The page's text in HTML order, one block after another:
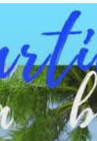
de sua vida!